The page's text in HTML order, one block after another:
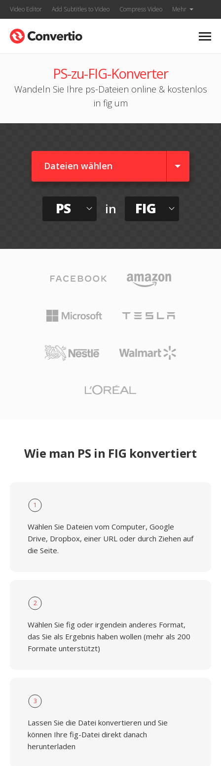
Video Editor Add Subtitles to Video Compress Video Mehr
PS-zu-FIG-Konverter
Wandeln Sie Ihre ps-Dateien online & kostenlos
in fig um
Dateien wählen
PS in FIG
Wie man PS in FIG konvertiert
1
Wählen Sie Dateien vom Computer, Google
Drive, Dropbox, einer URL oder durch Ziehen auf
die Seite.
2
Wählen Sie fig oder irgendein anderes Format,
das Sie als Ergebnis haben wollen (mehr als 200
Formate unterstützt)
3
Lassen Sie die Datei konvertieren und Sie
können Ihre fig-Datei direkt danach
herunterladen